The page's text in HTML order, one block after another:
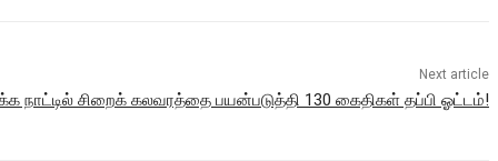
Next article
நாட்டில் சிறைக் கலவரத்தை பயன்படுத்தி 130 கைதிகள் தப்பி ஓட்டம்!